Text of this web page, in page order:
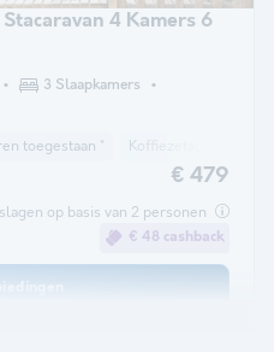
4 Kamers 6
3 Slaapkamers
toegestaan * Koffiezetapparaat
€ 479
op basis van 2 personen
€ 48 cashback